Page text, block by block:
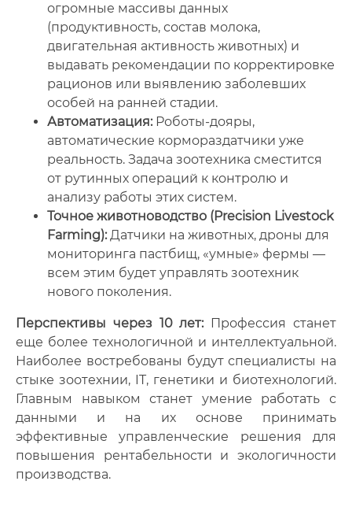
огромные массивы данных
(продуктивность, состав молока,
двигательная активность животных) и
выдавать рекомендации по корректировке
рационов или выявлению заболевших
особей на ранней стадии.
Автоматизация:Роботы-дояры,
автоматические кормораздатчики уже
реальность. Задача зоотехника сместится
от рутинных операций к контролю и
анализу работы этих систем.
Точное животноводство (Precision Livestock
Farming):Датчики на животных, дроны для
мониторинга пастбищ, «умные» фермы —
всем этим будет управлять зоотехник
нового поколения.
Перспективы через 10 лет:Профессия станет
еще более технологичной и интеллектуальной.
Наиболее востребованы будут специалисты на
стыке зоотехнии, IT, генетики и биотехнологий.
Главным навыком станет умение работать с
данными и на их основе принимать
эффективные управленческие решения для
повышения рентабельности и экологичности
производства.